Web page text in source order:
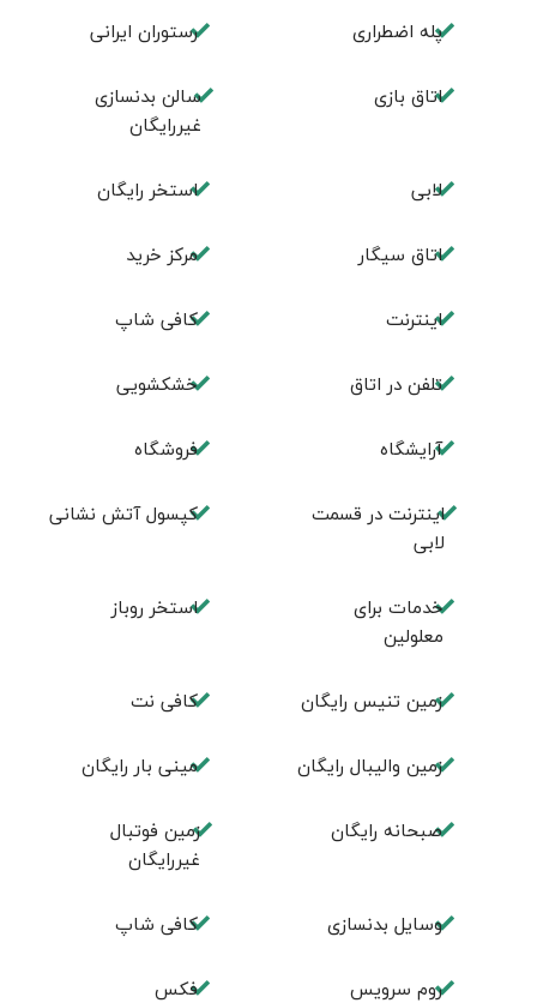
پله اضطراری رستوران ایرانی
اتاق بازی
سالن بدنسازی
غیررایگان
لابی استخر رایگان
اتاق سیگار مرکز خرید
اینترنت کافی شاپ
تلفن در اتاق خشکشویی
آرایشگاه فروشگاه
اینترنت در قسمت
لابی
کپسول آتش نشانی
خدمات برای
معلولین
استخر روباز
زمین تنیس رایگان کافی نت
زمین والیبال رایگان مینی بار رایگان
صبحانه رایگان
زمین فوتبال
غیررایگان
وسایل بدنسازی كافی شاپ
روم سرويس فكس